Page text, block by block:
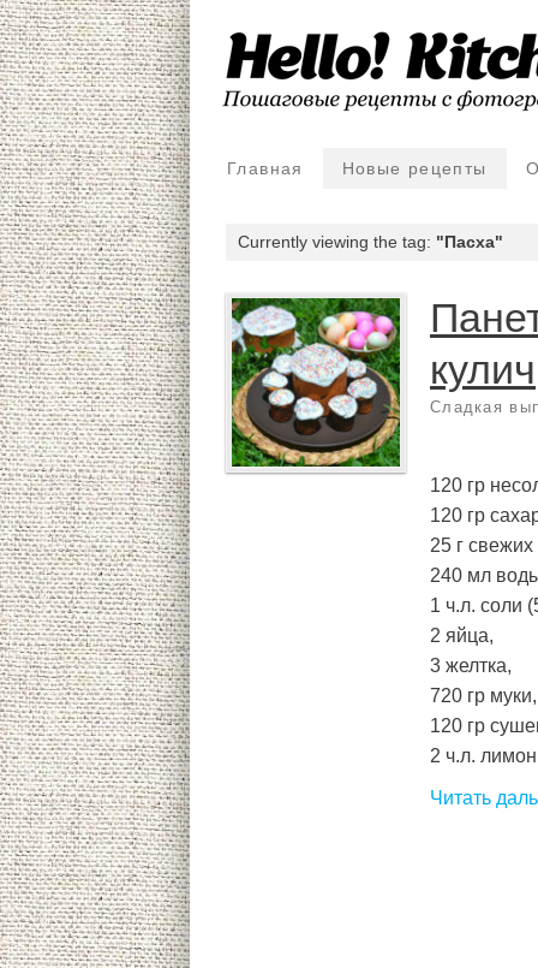
Главная Новые рецепты
Currently viewing the tag: "Пасха"
кулич
Сладкая
120 гр
120 гр
25 г
240 мл
1 ч.л. соли
2 яйца,
3 желтка,
720 гр муки,
120 гр
2 ч.л.
Читать